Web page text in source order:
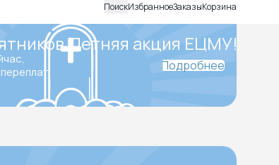
ПоискИзбранноеЗаказыКорзина
Летняя акция ЕЦМУ!
Подробнее